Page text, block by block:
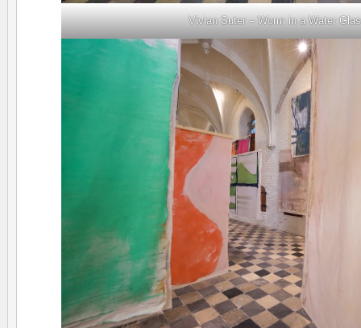
Vivian Suter – Worm in a Water